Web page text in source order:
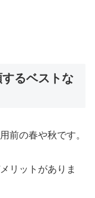
るベストな
前の春や秋です。
リットがありま